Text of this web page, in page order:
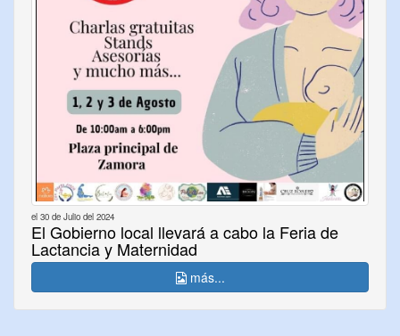
el 30 de Julio del 2024
El Gobierno local llevará a cabo la Feria de
Lactancia y Maternidad
más...